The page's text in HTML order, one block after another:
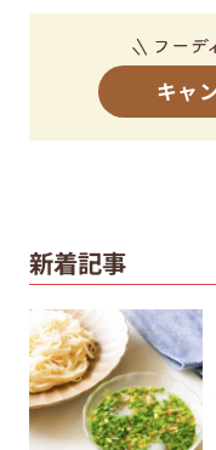
キャ
新着記事